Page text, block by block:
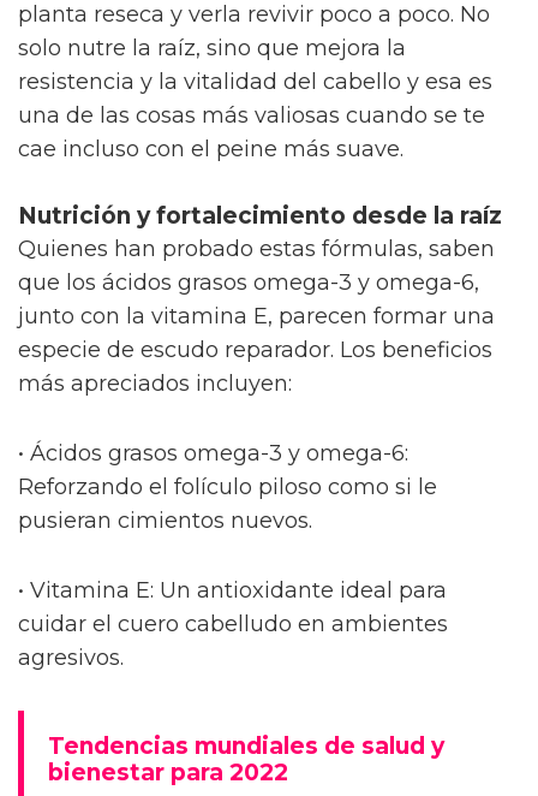
planta reseca y verla revivir poco a poco. No
solo nutre la raíz, sino que mejora la
resistencia y la vitalidad del cabello y esa es
una de las cosas más valiosas cuando se te
cae incluso con el peine más suave.
Nutrición y fortalecimiento desde la raíz
Quienes han probado estas fórmulas, saben
que los ácidos grasos omega-3 y omega-6,
junto con la vitamina E, parecen formar una
especie de escudo reparador. Los beneficios
más apreciados incluyen:
• Ácidos grasos omega-3 y omega-6:
Reforzando el folículo piloso como si le
pusieran cimientos nuevos.
• Vitamina E: Un antioxidante ideal para
cuidar el cuero cabelludo en ambientes
agresivos.
Tendencias mundiales de salud y
bienestar para 2022